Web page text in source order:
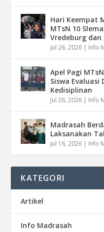
Hari Keempat
MTsN 10
Vredeburg dan
Jul 26, 2026 | Info
Apel Pagi
Siswa
Kedisiplinan
Jul 26, 2026 | Info
Madrasah
Laksanakan
Jul 16, 2026 | Info
KATEGORI
Artikel
Info Madrasah